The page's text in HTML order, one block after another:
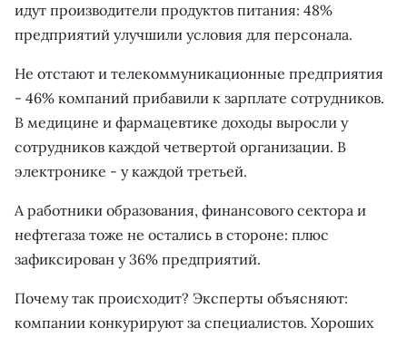
идут производители продуктов питания: 48%
предприятий улучшили условия для персонала.
Не отстают и телекоммуникационные предприятия
- 46% компаний прибавили к зарплате сотрудников.
В медицине и фармацевтике доходы выросли у
сотрудников каждой четвертой организации. В
электронике - у каждой третьей.
А работники образования, финансового сектора и
нефтегаза тоже не остались в стороне: плюс
зафиксирован у 36% предприятий.
Почему так происходит? Эксперты объясняют:
компании конкурируют за специалистов. Хороших